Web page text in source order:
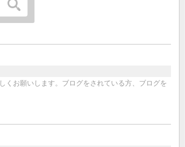
お願いします。ブログをされている方、ブログを